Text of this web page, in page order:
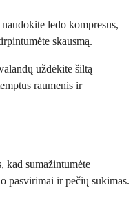
ledo kompresus,
skausmą.
uždėkite šiltą
raumenis ir
kad sumažintumėte
pasvirimai ir pečių sukimas.